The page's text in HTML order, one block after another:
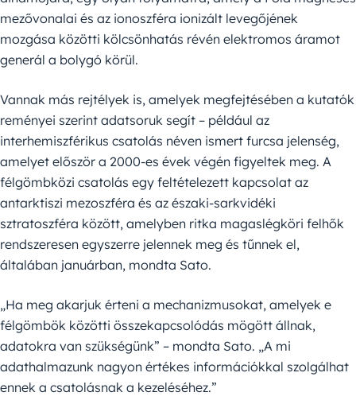
mezővonalai és az ionoszféra ionizált levegőjének
mozgása közötti kölcsönhatás révén elektromos áramot
generál a bolygó körül.
Vannak más rejtélyek is, amelyek megfejtésében a kutatók
reményei szerint adatsoruk segít – például az
interhemiszférikus csatolás néven ismert furcsa jelenség,
amelyet először a 2000-es évek végén figyeltek meg. A
félgömbközi csatolás egy feltételezett kapcsolat az
antarktiszi mezoszféra és az északi-sarkvidéki
sztratoszféra között, amelyben ritka magaslégköri felhők
rendszeresen egyszerre jelennek meg és tűnnek el,
általában januárban, mondta Sato.
„Ha meg akarjuk érteni a mechanizmusokat, amelyek e
félgömbök közötti összekapcsolódás mögött állnak,
adatokra van szükségünk” – mondta Sato. „A mi
adathalmazunk nagyon értékes információkkal szolgálhat
ennek a csatolásnak a kezeléséhez.”